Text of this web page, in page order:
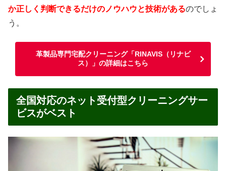
か正しく判断できるだけのノウハウと技術があるのでしょ
う。
革製品専門宅配クリーニング「RINAVIS（リナビ
ス）」の詳細はこちら
全国対応のネット受付型クリーニングサー
ビスがベスト